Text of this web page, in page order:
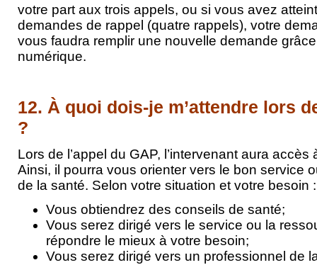
votre part aux trois appels, ou si vous avez
demandes de rappel (quatre rappels), votre
vous faudra remplir une nouvelle demande
numérique.
12. À quoi dois-je m’attendre lors
?
Lors de l’appel du GAP, l’intervenant aura
Ainsi, il pourra vous orienter vers le bon service
de la santé. Selon votre situation et votre besoin :
Vous obtiendrez des conseils de santé;
Vous serez dirigé vers le service ou la
répondre le mieux à votre besoin;
Vous serez dirigé vers un professionnel de